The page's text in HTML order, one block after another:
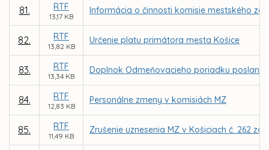
81. RTF
13,17 KB
Informácia o činnosti komisie mestského
82. RTF
13,82 KB
Určenie platu primátora mesta Košice
83. RTF
13,34 KB
Doplnok Odmeňovacieho poriadku
84. RTF
12,83 KB
Personálne zmeny v komisiách MZ
85. RTF
11,49 KB
Zrušenie uznesenia MZ v Košiciach č. 262 zo